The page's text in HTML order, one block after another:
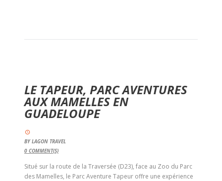
LE TAPEUR, PARC AVENTURES
AUX MAMELLES EN
GUADELOUPE
BYLAGON TRAVEL
0 COMMENT(S)
Situé sur la route de la Traversée (D23), face au Zoo du Parc
des Mamelles, le Parc Aventure Tapeur offre une expérience